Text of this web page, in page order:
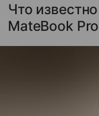
Что
MateBook